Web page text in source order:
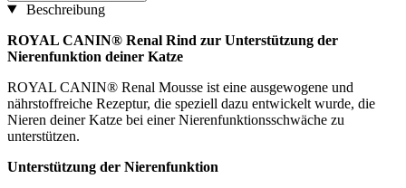
Beschreibung
ROYAL CANIN® Renal Rind zur Unterstützung der
Nierenfunktion deiner Katze
ROYAL CANIN® Renal Mousse ist eine ausgewogene und
nährstoffreiche Rezeptur, die speziell dazu entwickelt wurde, die
Nieren deiner Katze bei einer Nierenfunktionsschwäche zu
unterstützen.
Unterstützung der Nierenfunktion